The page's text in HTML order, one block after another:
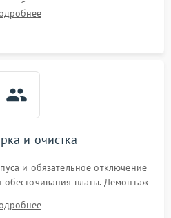
тока с помощью
для локализации проблемы.
и очистка
и обязательное отключение
платы. Демонтаж
с кристаллов чипов.